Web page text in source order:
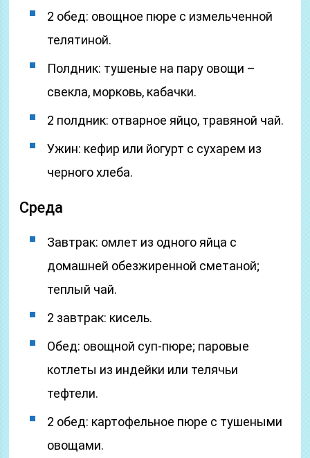
2 обед: овощное пюре с измельченной
телятиной.
Полдник: тушеные на пару овощи –
свекла, морковь, кабачки.
2 полдник: отварное яйцо, травяной чай.
Ужин: кефир или йогурт с сухарем из
черного хлеба.
Среда
Завтрак: омлет из одного яйца с
домашней обезжиренной сметаной;
теплый чай.
2 завтрак: кисель.
Обед: овощной суп-пюре; паровые
котлеты из индейки или телячьи
тефтели.
2 обед: картофельное пюре с тушеными
овощами.